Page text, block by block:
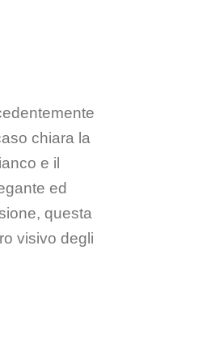
chiara la
e il
ed
questa
visivo degli